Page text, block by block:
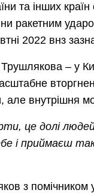
та інших
ракетним
2022 внз
– у
але внутрішня
це долі людей
і приймаєш
з помічником